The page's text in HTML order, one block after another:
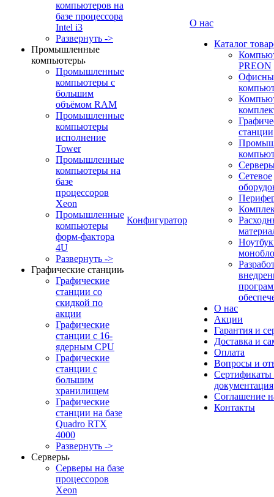
компьютеров на
базе процессора
Intel i3
Развернуть ->
Промышленные
компьютеры
Промышленные
компьютеры с
большим
объёмом RAM
Промышленные
компьютеры
исполнение
Tower
Промышленные
компьютеры на
базе
процессоров
Xeon
Промышленные
компьютеры
форм-фактора
4U
Развернуть ->
Графические станции
Графические
станции со
скидкой по
акции
Графические
станции с 16-
ядерным CPU
Графические
станции с
большим
хранилищем
Графические
станции на базе
Quadro RTX
4000
Развернуть ->
Серверы
Серверы на базе
процессоров
Xeon
Конфигуратор
О нас
Каталог
PREON
станции
Сетевое
О нас
Акции
Гарантия и
Доставка и
Оплата
Вопросы и
Сертификаты
документация
Соглашение
Контакты